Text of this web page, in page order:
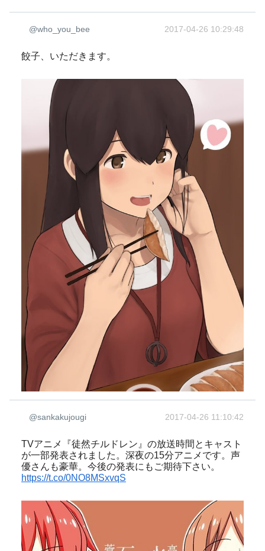
@who_you_bee 2017-04-26 10:29:48
餃子、いただきます。
@sankakujougi 2017-04-26 11:10:42
TVアニメ『徒然チルドレン』の放送時間とキャスト
が一部発表されました。深夜の15分アニメです。声
優さんも豪華。今後の発表にもご期待下さい。
https://t.co/0NO8MSxvqS